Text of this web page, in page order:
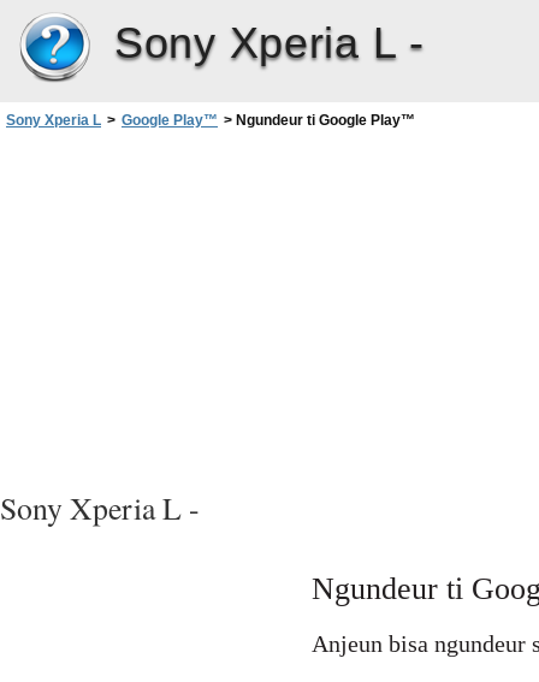
Sony Xperia L -
Sony Xperia L > Google Play™‎ > Ngundeur ti Google Play™‎
Sony Xperia L -
Ngundeur ti
Anjeun bisa